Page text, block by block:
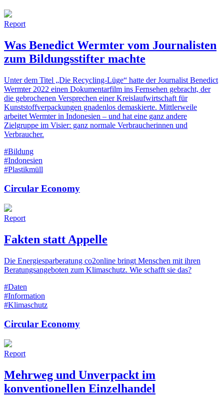
Report
Was Benedict Wermter vom Journalisten
zum Bildungsstifter machte
Unter dem Titel „Die Recycling-Lüge“ hatte der Journalist Benedict
Wermter 2022 einen Dokumentarfilm ins Fernsehen gebracht, der
die gebrochenen Versprechen einer Kreislaufwirtschaft für
Kunststoffverpackungen gnadenlos demaskierte. Mittlerweile
arbeitet Wermter in Indonesien – und hat eine ganz andere
Zielgruppe im Visier: ganz normale Verbraucherinnen und
Verbraucher.
#Bildung
#Indonesien
#Plastikmüll
Circular Economy
Report
Fakten statt Appelle
Die Energiesparberatung co2online bringt Menschen mit ihren
Beratungsangeboten zum Klimaschutz. Wie schafft sie das?
#Daten
#Information
#Klimaschutz
Circular Economy
Report
Mehrweg und Unverpackt im
konventionellen Einzelhandel